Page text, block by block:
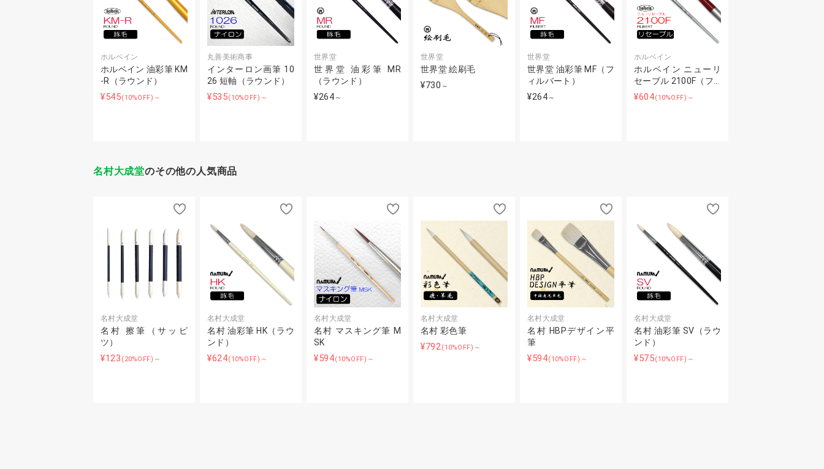
ホルベイン
ホルベイン 油彩筆 KM
-R（ラウンド）
¥545(10%OFF)～
丸善美術商事
インターロン画筆 10
26 短軸（ラウンド）
¥535(10%OFF)～
世界堂
世界堂 油彩筆 MR
（ラウンド）
¥264 ～
世界堂
世界堂 絵刷毛
¥730 ～
世界堂
世界堂 油彩筆 MF（フ
ィルバート）
¥264 ～
ホルベイン
ホルベイン ニューリ
セーブル 2100F（フ…
¥604(10%OFF)～
名村大成堂のその他の人気商品
名村大成堂
名村 擦筆（サッピ
ツ）
¥123 (20%OFF)～
名村大成堂
名村 油彩筆 HK（ラウ
ンド）
¥624(10%OFF)～
名村大成堂
名村 マスキング筆 M
SK
¥594(10%OFF)～
名村大成堂
名村 彩色筆
¥792(10%OFF)～
名村大成堂
名村 HBPデザイン平
筆
¥594(10%OFF)～
名村大成堂
名村 油彩筆 SV（ラウ
ンド）
¥575(10%OFF)～